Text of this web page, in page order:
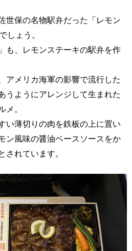
世保の名物駅弁だった「レモン
しょう。
も、レモンステーキの駅弁を作
アメリカ海軍の影響で流行した
うようにアレンジして生まれた
メ。
い薄切りの肉を鉄板の上に置い
ン風味の醤油ベースソースをか
されています。